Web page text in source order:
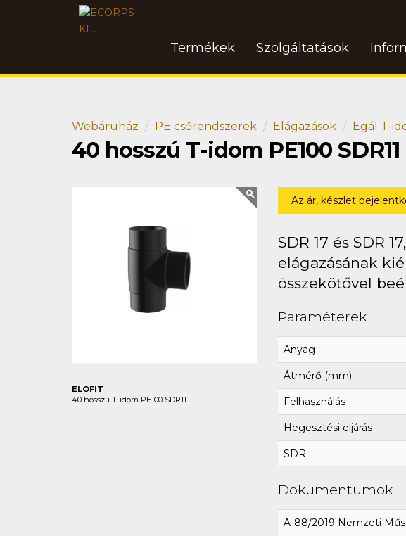
Termékek Szolgáltatások
Webáruház PE csőrendszerek Elágazások Egál T-
40 hosszú T-idom PE100 SDR11
ELOFIT
40 hosszú T-idom PE100 SDR11
Az ár, készlet
SDR 17 és SDR
elágazásának
összekötővel
Paraméterek
Anyag
Átmérő (mm)
Felhasználás
Hegesztési eljárás
SDR
Dokumentumok
A-88/2019 Nemzeti